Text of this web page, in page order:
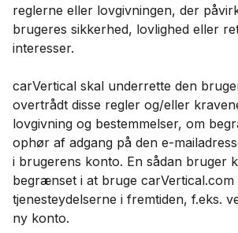
reglerne eller lovgivningen, der
brugeres sikkerhed, lovlighed eller
interesser.
carVertical skal underrette den
overtrådt disse regler og/eller
lovgivning og bestemmelser, om
ophør af adgang på den e-
i brugerens konto. En sådan bruger
begrænset i at bruge
tjenesteydelserne i fremtiden, f.eks.
ny konto.